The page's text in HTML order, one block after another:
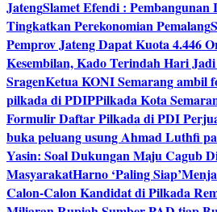
JatengSlamet Efendi :
Tingkatkan Perekonomian Pemalang
Pemprov Jateng Dapat Kuota 4.446
Kesembilan, Kado Terindah Hari
SragenKetua KONI Semarang ambil
pilkada di PDIPPilkada Kota
Formulir Daftar Pilkada di PDI
buka peluang usung Ahmad Luthfi
Yasin: Soal Dukungan Maju Cagub
MasyarakatHarno ‘Paling
Calon-Calon Kandidat di Pilkada